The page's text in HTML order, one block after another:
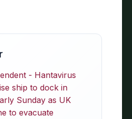
- Hantavirus
ship to dock in
Sunday as UK
to evacuate